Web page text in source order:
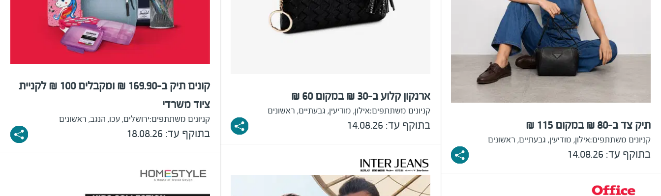
תיק צד ב-80 ₪ במקום 115 ₪
קניונים משתתפים:אילון, מודיעין, גבעתיים, ראשונים
בתוקף עד: 14.08.26
ארנקון קלוע ב-30 ₪ במקום 60 ₪
קניונים משתתפים:אילון, מודיעין, גבעתיים, ראשונים
בתוקף עד: 14.08.26
קונים תיק ב-169.90 ₪ ומקבלים 100 ₪ לקניית
ציוד משרדי
קניונים משתתפים:ירושלים, עכו, הנגב, ראשונים
בתוקף עד: 18.08.26